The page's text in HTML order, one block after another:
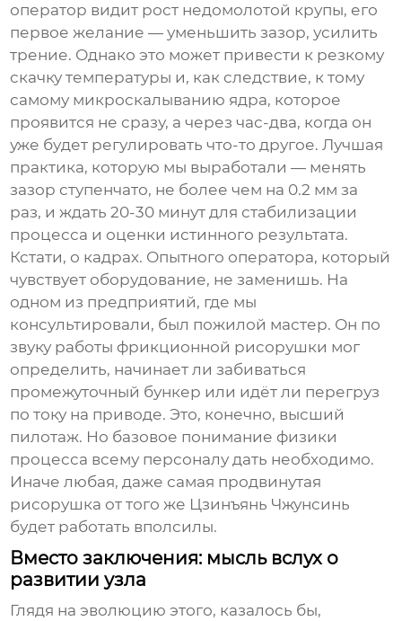
оператор видит рост недомолотой крупы, его
первое желание — уменьшить зазор, усилить
трение. Однако это может привести к резкому
скачку температуры и, как следствие, к тому
самому микроскалыванию ядра, которое
проявится не сразу, а через час-два, когда он
уже будет регулировать что-то другое. Лучшая
практика, которую мы выработали — менять
зазор ступенчато, не более чем на 0.2 мм за
раз, и ждать 20-30 минут для стабилизации
процесса и оценки истинного результата.
Кстати, о кадрах. Опытного оператора, который
чувствует оборудование, не заменишь. На
одном из предприятий, где мы
консультировали, был пожилой мастер. Он по
звуку работы фрикционной рисорушки мог
определить, начинает ли забиваться
промежуточный бункер или идёт ли перегруз
по току на приводе. Это, конечно, высший
пилотаж. Но базовое понимание физики
процесса всему персоналу дать необходимо.
Иначе любая, даже самая продвинутая
рисорушка от того же Цзинъянь Чжунсинь
будет работать вполсилы.
Вместо заключения: мысль вслух о
развитии узла
Глядя на эволюцию этого, казалось бы,